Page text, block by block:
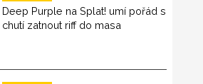
Deep Purple na Splat! umí pořád s
chutí zatnout riff do masa